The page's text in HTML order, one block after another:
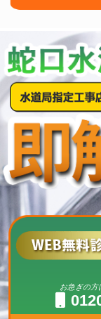
お急ぎの方